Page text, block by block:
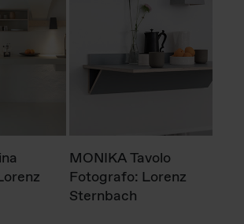
MONIKA Tavolo
Fotografo: Lorenz
Sternbach